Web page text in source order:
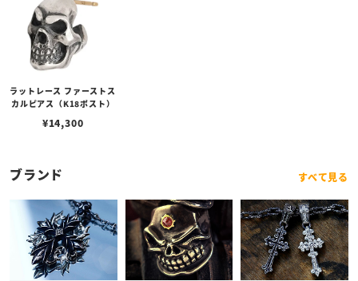
ラットレース ファーストス
カルピアス（K18ポスト）
¥14,300
ブランド すべて見る